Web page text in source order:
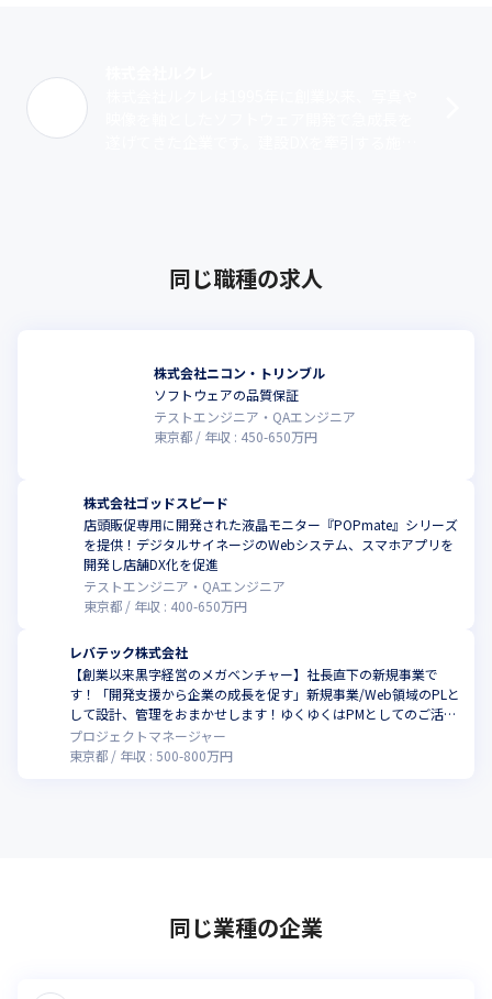
同じ職種の求人
株式会社ニコン・トリンブル
ソフトウェアの品質保証
テストエンジニア・QAエンジニア
東京都
年収 : 450-650万円
株式会社ゴッドスピード
店頭販促専用に開発された液晶モニター『POPmate』シリーズ
を提供！デジタルサイネージのWebシステム、スマホアプリを
開発し店舗DX化を促進
テストエンジニア・QAエンジニア
東京都
年収 : 400-650万円
レバテック株式会社
【創業以来黒字経営のメガベンチャー】社長直下の新規事業で
す！「開発支援から企業の成長を促す」新規事業/Web領域のPLと
して設計、管理をおまかせします！ゆくゆくはPMとしてのご活躍
を期待しています。
プロジェクトマネージャー
東京都
年収 : 500-800万円
同じ業種の企業